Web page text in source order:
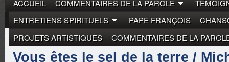
ACCUEIL COMMENTAIRES DE LA PAROLE
ENTRETIENS SPIRITUELS
PAPE FRANÇOIS
PROJETS ARTISTIQUES
COMMENTAIRES DE LA
COMMENTAIRES DE LA PAROLE MICHEL-MARIE
Vous êtes le sel de la terre /